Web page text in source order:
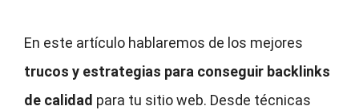
En este artículo hablaremos de los mejores
trucos y estrategias para conseguir backlinks
de calidad para tu sitio web. Desde técnicas